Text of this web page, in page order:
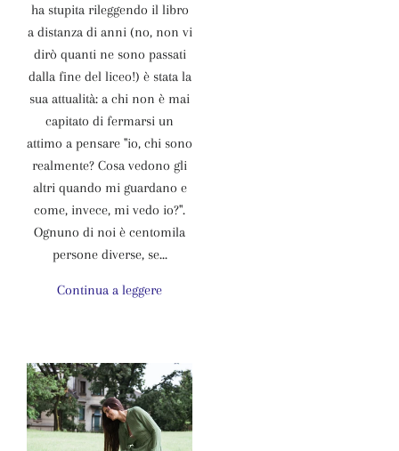
ha stupita rileggendo il libro
a distanza di anni (no, non vi
dirò quanti ne sono passati
dalla fine del liceo!) è stata la
sua attualità: a chi non è mai
capitato di fermarsi un
attimo a pensare "io, chi sono
realmente? Cosa vedono gli
altri quando mi guardano e
come, invece, mi vedo io?".
Ognuno di noi è centomila
persone diverse, se...
Continua a leggere